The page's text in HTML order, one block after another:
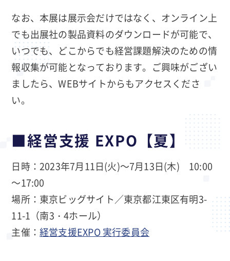
なお、本展は展示会だけではなく、オンライン上
でも出展社の製品資料のダウンロードが可能で、
いつでも、どこからでも経営課題解決のための情
報収集が可能となっております。ご興味がござい
ましたら、WEBサイトからもアクセスくださ
い。
■経営支援 EXPO【夏】
日時：2023年7月11日(火)～7月13日(木) 10:00
～17:00
場所：東京ビッグサイト／東京都江東区有明3-
11-1（南3・4ホール）
主催：経営支援EXPO 実行委員会